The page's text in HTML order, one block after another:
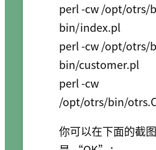
perl -cw /opt/otrs/
bin/index.pl
perl -cw /opt/otrs/
bin/customer.pl
perl -cw
你可以在下面的截